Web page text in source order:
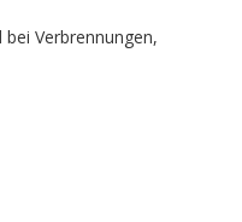
Verbrennungen,